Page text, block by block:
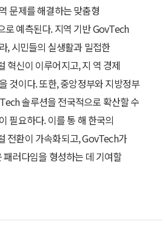
문제를 해결하는 맞춤형
로 예측된다. 지역 기반 GovTech
, 시민들의 실생활과 밀접한
혁신이 이루어지고, 지 역 경제
것이다. 또한, 중앙정부와 지방정부
솔루션을 전국적으로 확산할 수
필요하다. 이를 통 해 한국의
전환이 가속화되고, GovTech가
러다임을 형성하는 데 기여할